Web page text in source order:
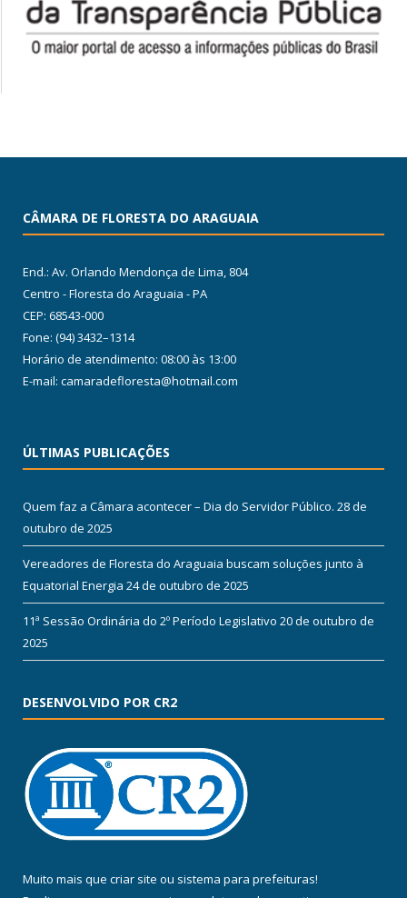
CÂMARA DE FLORESTA DO ARAGUAIA
End.: Av. Orlando Mendonça de Lima, 804
Centro - Floresta do Araguaia - PA
CEP: 68543-000
Fone: (94) 3432–1314
Horário de atendimento: 08:00 às 13:00
E-mail: camaradefloresta@hotmail.com
ÚLTIMAS PUBLICAÇÕES
Quem faz a Câmara acontecer – Dia do Servidor Público. 28 de
outubro de 2025
Vereadores de Floresta do Araguaia buscam soluções junto à
Equatorial Energia 24 de outubro de 2025
11ª Sessão Ordinária do 2º Período Legislativo 20 de outubro de
2025
DESENVOLVIDO POR CR2
Muito mais que criar site ou sistema para prefeituras!